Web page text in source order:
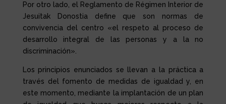
Por otro lado, el Reglamento de Régimen Interior de
Jesuitak Donostia define que son normas de
convivencia del centro «el respeto al proceso de
desarrollo integral de las personas y a la no
discriminación».
Los principios enunciados se llevan a la práctica a
través del fomento de medidas de igualdad y, en
este momento, mediante la implantación de un plan